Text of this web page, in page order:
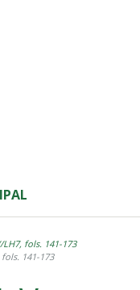
LH7, fols. 141-173
141-173